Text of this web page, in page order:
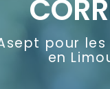
pour
en